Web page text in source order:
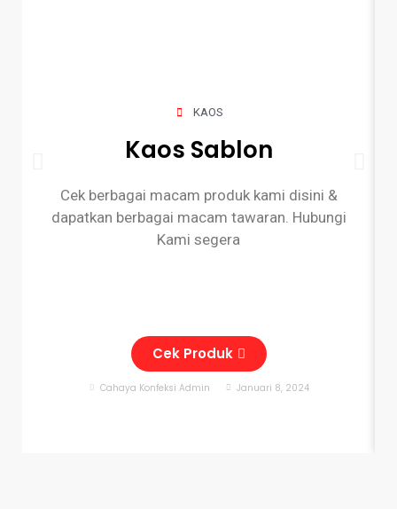
KAOS
Kaos Sablon
Cek berbagai macam produk kami disini &
dapatkan berbagai macam tawaran. Hubungi
Kami segera
Cek Produk
Cahaya Konfeksi Admin Januari 8, 2024